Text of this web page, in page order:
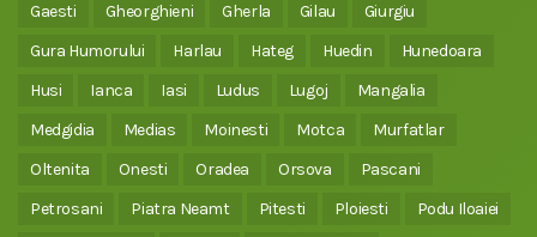
Gaesti
Gheorghieni Gherla Gilau
Giurgiu
Gura Humorului
Harlau Hateg Huedin
Hunedoara
Husi
Ianca Iasi Ludus Lugoj
Mangalia
Medgidia
Medias Moinesti Motca
Murfatlar
Oltenita
Onesti Oradea Orsova
Pascani
Petrosani
Piatra Neamt Pitesti Ploiesti
Podu Iloaiei